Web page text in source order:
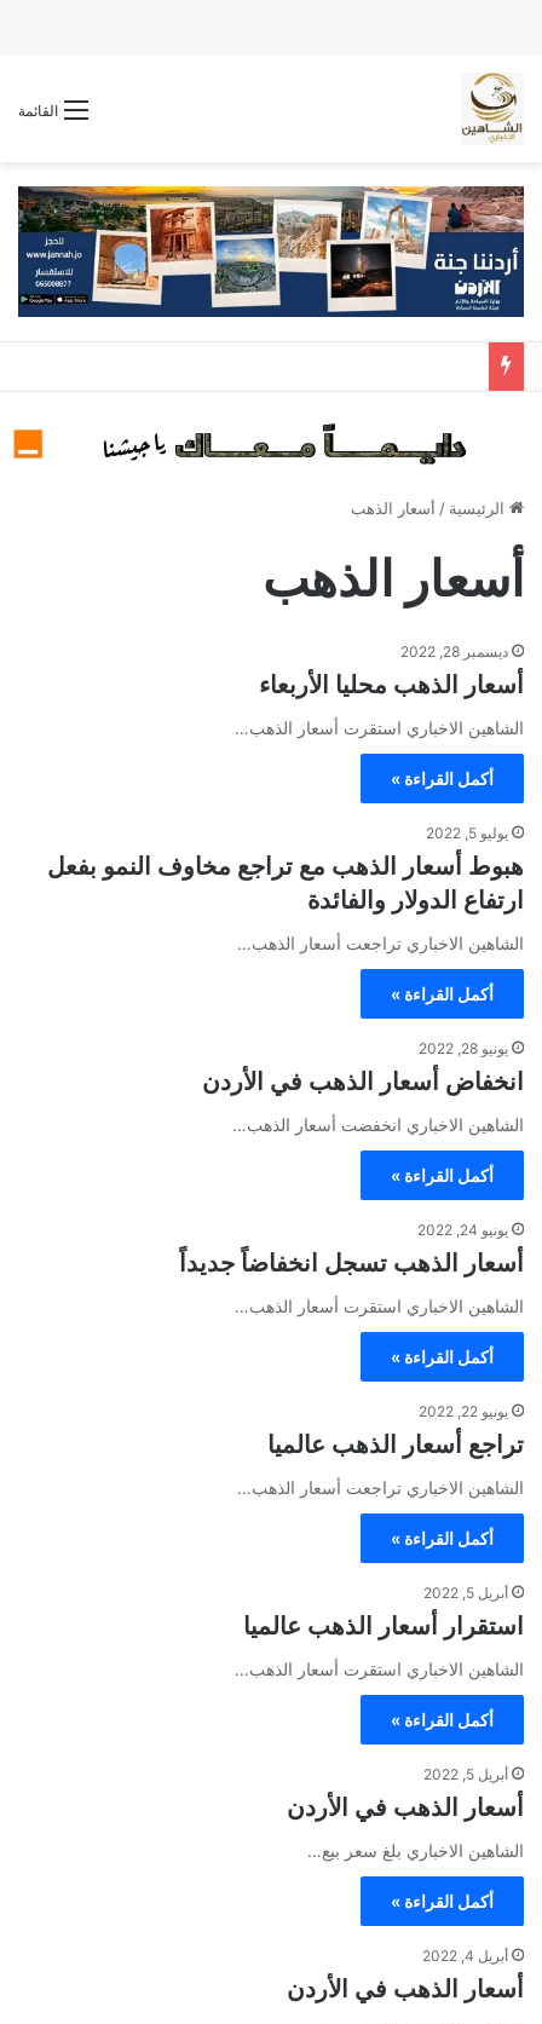
القائمة
الرئيسية / أسعار الذهب
أسعار الذهب
ديسمبر 28, 2022
أسعار الذهب محليا الأربعاء
الشاهين الاخباري استقرت أسعار الذهب…
أكمل القراءة »
يوليو 5, 2022
هبوط أسعار الذهب مع تراجع مخاوف النمو بفعل
ارتفاع الدولار والفائدة
الشاهين الاخباري تراجعت أسعار الذهب…
أكمل القراءة »
يونيو 28, 2022
انخفاض أسعار الذهب في الأردن
الشاهين الاخباري انخفضت أسعار الذهب…
أكمل القراءة »
يونيو 24, 2022
أسعار الذهب تسجل انخفاضاً جديداً
الشاهين الاخباري استقرت أسعار الذهب…
أكمل القراءة »
يونيو 22, 2022
تراجع أسعار الذهب عالميا
الشاهين الاخباري تراجعت أسعار الذهب…
أكمل القراءة »
أبريل 5, 2022
استقرار أسعار الذهب عالميا
الشاهين الاخباري استقرت أسعار الذهب…
أكمل القراءة »
أبريل 5, 2022
أسعار الذهب في الأردن
الشاهين الاخباري بلغ سعر بيع…
أكمل القراءة »
أبريل 4, 2022
أسعار الذهب في الأردن